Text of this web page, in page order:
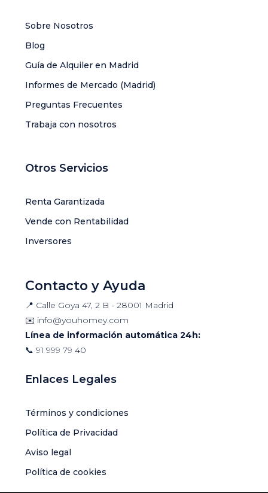
Sobre Nosotros
Blog
Guía de Alquiler en Madrid
Informes de Mercado (Madrid)
Preguntas Frecuentes
Trabaja con nosotros
Otros Servicios
Renta Garantizada
Vende con Rentabilidad
Inversores
Contacto y Ayuda
📍 Calle Goya 47, 2 B - 28001 Madrid
✉️ info@youhomey.com
Línea de información automática 24h:
📞 91 999 79 40
Enlaces Legales
Términos y condiciones
Política de Privacidad
Aviso legal
Política de cookies